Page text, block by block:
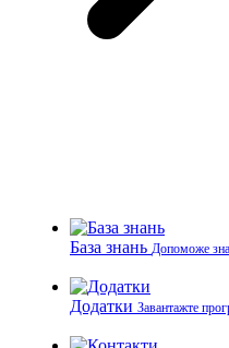
База знань Допоможе
Додатки Завантажте